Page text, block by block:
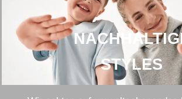
STYLES